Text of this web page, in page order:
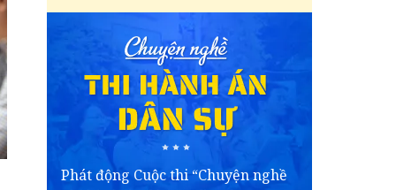
Phát động Cuộc thi “Chuyện nghề